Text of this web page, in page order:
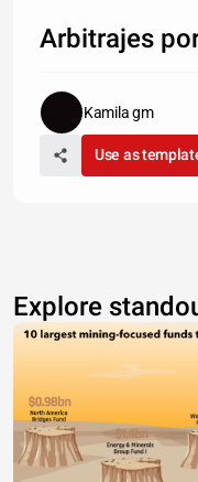
Arbitrajes
Kamila gm
Use as
Explore